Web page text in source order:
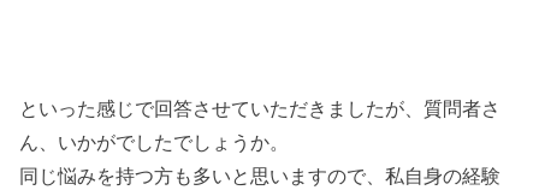
といった感じで回答させていただきましたが、質問者さ
ん、いかがでしたでしょうか。
同じ悩みを持つ方も多いと思いますので、私自身の経験